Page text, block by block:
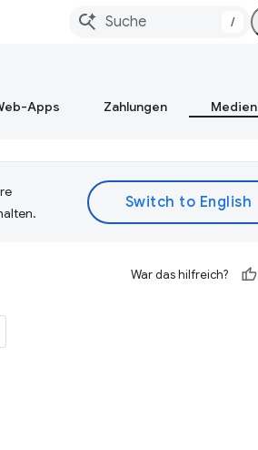
/
Apps Zahlungen Medien
War das hilfreich?